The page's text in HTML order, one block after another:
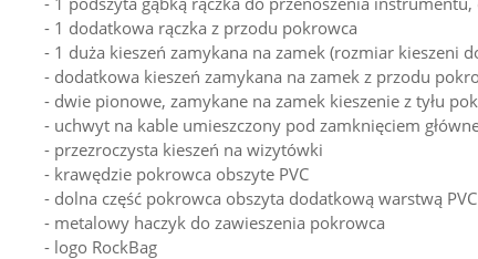
- 1 dodatkowa rączka z przodu pokrowca
- 1 duża kieszeń zamykana na zamek (rozmiar kieszeni
- dodatkowa kieszeń zamykana na zamek z przodu
- dwie pionowe, zamykane na zamek kieszenie z tyłu
- uchwyt na kable umieszczony pod zamknięciem
- przezroczysta kieszeń na wizytówki
- krawędzie pokrowca obszyte PVC
- dolna część pokrowca obszyta dodatkową warstwą
- metalowy haczyk do zawieszenia pokrowca
- logo RockBag